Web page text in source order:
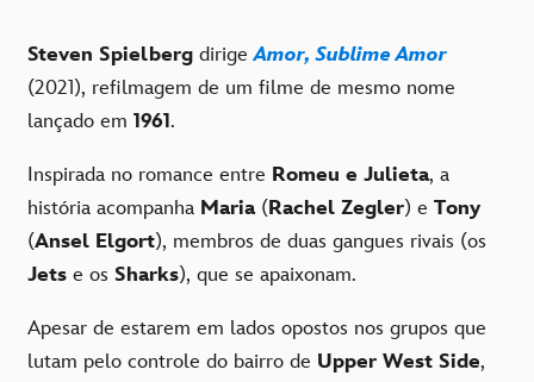
Steven Spielberg dirigeAmor, Sublime Amor
(2021), refilmagem de um filme de mesmo nome
lançado em 1961.
Inspirada no romance entre Romeu e Julieta, a
história acompanha Maria(Rachel Zegler) e Tony
(Ansel Elgort), membros de duas gangues rivais (os
Jets e os Sharks), que se apaixonam.
Apesar de estarem em lados opostos nos grupos que
lutam pelo controle do bairro de Upper West Side,